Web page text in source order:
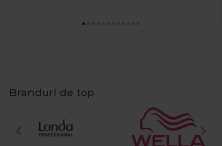
Branduri de top